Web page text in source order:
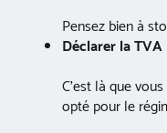
Pensez bien à
Déclarer la TVA
C’est là que
opté pour le